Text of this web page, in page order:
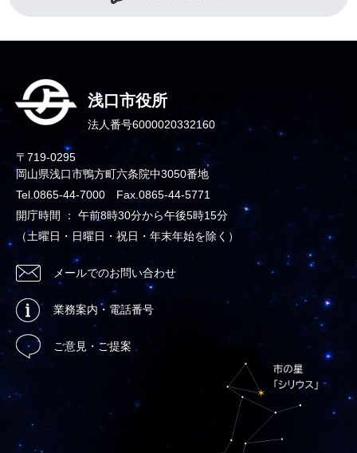
浅口市役所
法人番号6000020332160
〒719-0295
岡山県浅口市鴨方町六条院中3050番地
Tel.0865-44-7000 Fax.0865-44-5771
開庁時間 ： 午前8時30分から午後5時15分
（土曜日・日曜日・祝日・年末年始を除く）
メールでのお問い合わせ
業務案内・電話番号
ご意見・ご提案